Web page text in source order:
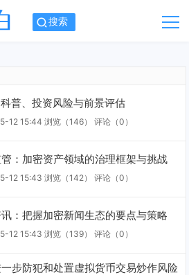
搜索
普、投资风险与前景评估
12 15:44 浏览（146） 评论（0 ）
：加密资产领域的治理框架与挑战
12 15:43 浏览（142） 评论（0 ）
：把握加密新闻生态的要点与策略
12 15:43 浏览（139） 评论（0 ）
步防犯和处置虚拟货币交易炒作风险